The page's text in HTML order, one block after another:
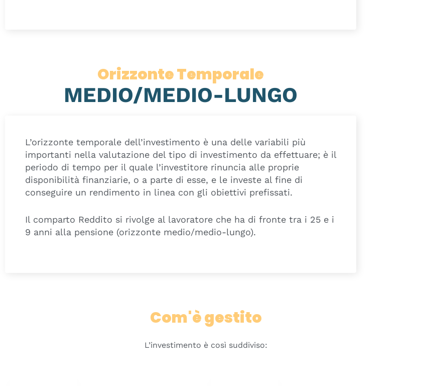
Orizzonte Temporale
MEDIO/MEDIO-LUNGO
L’orizzonte temporale dell’investimento è una delle variabili più
importanti nella valutazione del tipo di investimento da effettuare; è il
periodo di tempo per il quale l’investitore rinuncia alle proprie
disponibilità finanziarie, o a parte di esse, e le investe al fine di
conseguire un rendimento in linea con gli obiettivi prefissati.
Il comparto Reddito si rivolge al lavoratore che ha di fronte tra i 25 e i
9 anni alla pensione (orizzonte medio/medio-lungo).
Com'è gestito
L’investimento è così suddiviso: